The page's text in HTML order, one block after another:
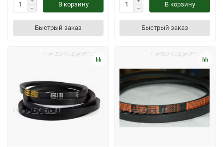
В корзину
Быстрый заказ
В корзину
Быстрый заказ